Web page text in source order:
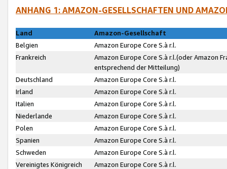
ANHANG 1: AMAZON-GESELLSCHAFTEN UND
Land
Amazon-Gesellschaft
Belgien
Amazon Europe Core S.à r.l.
Frankreich
Amazon Europe Core S.à r.l.(oder Amazon
entsprechend der Mitteilung)
Deutschland
Amazon Europe Core S.à r.l.
Irland
Amazon Europe Core S.à r.l.
Italien
Amazon Europe Core S.à r.l.
Niederlande
Amazon Europe Core S.à r.l.
Polen
Amazon Europe Core S.à r.l.
Spanien
Amazon Europe Core S.à r.l.
Schweden
Amazon Europe Core S.à r.l.
Vereinigtes Königreich
Amazon Europe Core S.à r.l.